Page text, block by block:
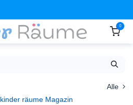
0
Alle
kinder räume Magazin